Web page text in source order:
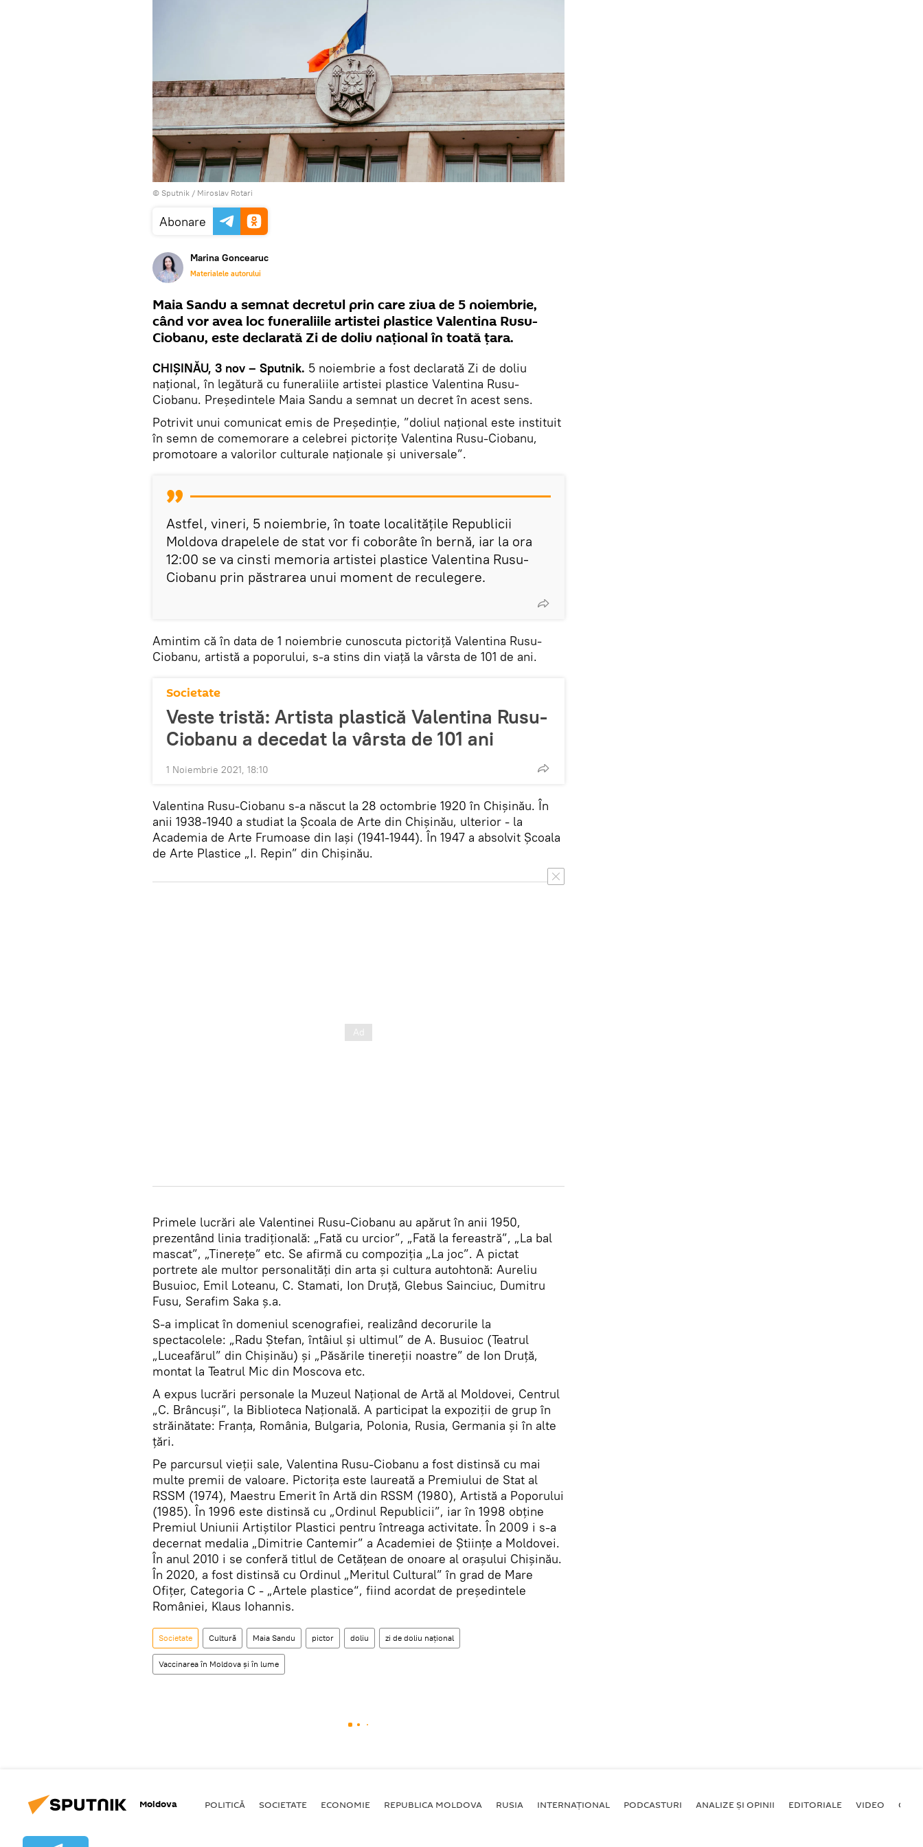
© Sputnik / Miroslav Rotari
Abonare
Marina Goncearuc
Materialele autorului
Maia Sandu a semnat decretul prin care ziua de 5 noiembrie,
când vor avea loc funeraliile artistei plastice Valentina Rusu-
Ciobanu, este declarată Zi de doliu național în toată țara.
CHIȘINĂU, 3 nov – Sputnik. 5 noiembrie a fost declarată Zi de doliu
național, în legătură cu funeraliile artistei plastice Valentina Rusu-
Ciobanu. Președintele Maia Sandu a semnat un decret în acest sens.
Potrivit unui comunicat emis de Președinție, ”doliul național este instituit
în semn de comemorare a celebrei pictorițe Valentina Rusu-Ciobanu,
promotoare a valorilor culturale naționale și universale”.
Astfel, vineri, 5 noiembrie, în toate localitățile Republicii
Moldova drapelele de stat vor fi coborâte în bernă, iar la ora
12:00 se va cinsti memoria artistei plastice Valentina Rusu-
Ciobanu prin păstrarea unui moment de reculegere.
Amintim că în data de 1 noiembrie cunoscuta pictoriță Valentina Rusu-
Ciobanu, artistă a poporului, s-a stins din viață la vârsta de 101 de ani.
Societate
Veste tristă: Artista plastică Valentina Rusu-
Ciobanu a decedat la vârsta de 101 ani
1 Noiembrie 2021, 18:10
Valentina Rusu-Ciobanu s-a născut la 28 octombrie 1920 în Chișinău. În
anii 1938-1940 a studiat la Școala de Arte din Chișinău, ulterior - la
Academia de Arte Frumoase din Iași (1941-1944). În 1947 a absolvit Școala
de Arte Plastice „I. Repin” din Chișinău.
Primele lucrări ale Valentinei Rusu-Ciobanu au apărut în anii 1950,
prezentând linia tradițională: „Fată cu urcior”, „Fată la fereastră”, „La bal
mascat”, „Tinerețe” etc. Se afirmă cu compoziția „La joc”. A pictat
portrete ale multor personalități din arta și cultura autohtonă: Aureliu
Busuioc, Emil Loteanu, C. Stamati, Ion Druță, Glebus Sainciuc, Dumitru
Fusu, Serafim Saka ș.a.
S-a implicat în domeniul scenografiei, realizând decorurile la
spectacolele: „Radu Ștefan, întâiul şi ultimul” de A. Busuioc (Teatrul
„Luceafărul” din Chișinău) şi „Păsările tinereții noastre” de Ion Druță,
montat la Teatrul Mic din Moscova etc.
A expus lucrări personale la Muzeul Național de Artă al Moldovei, Centrul
„C. Brâncuși”, la Biblioteca Națională. A participat la expoziții de grup în
străinătate: Franța, România, Bulgaria, Polonia, Rusia, Germania și în alte
țări.
Pe parcursul vieții sale, Valentina Rusu-Ciobanu a fost distinsă cu mai
multe premii de valoare. Pictorița este laureată a Premiului de Stat al
RSSM (1974), Maestru Emerit în Artă din RSSM (1980), Artistă a Poporului
(1985). În 1996 este distinsă cu „Ordinul Republicii”, iar în 1998 obține
Premiul Uniunii Artiștilor Plastici pentru întreaga activitate. În 2009 i s-a
decernat medalia „Dimitrie Cantemir” a Academiei de Științe a Moldovei.
În anul 2010 i se conferă titlul de Cetățean de onoare al orașului Chișinău.
În 2020, a fost distinsă cu Ordinul „Meritul Cultural” în grad de Mare
Ofițer, Categoria C - „Artele plastice“, fiind acordat de președintele
României, Klaus Iohannis.
Societate Cultură Maia Sandu pictor doliu zi de doliu național
Vaccinarea în Moldova și în lume
Moldova POLITICĂ SOCIETATE ECONOMIE REPUBLICA MOLDOVA RUSIA INTERNAȚIONAL PODCASTURI ANALIZE ȘI OPINII EDITORIALE VIDEO